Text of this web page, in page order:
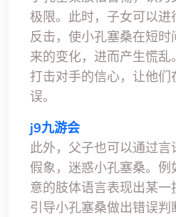
极限。此时，子女可以
反击，使小孔塞桑在短
来的变化，进而产生慌
打击对手的信心，让他
误。
j9九游会
此外，父子也可以通过
假象，迷惑小孔塞桑。例
意的肢体语言表现出某
引导小孔塞桑做出错误